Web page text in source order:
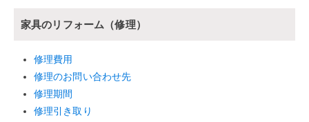
家具のリフォーム（修理）
修理費用
修理のお問い合わせ先
修理期間
修理引き取り